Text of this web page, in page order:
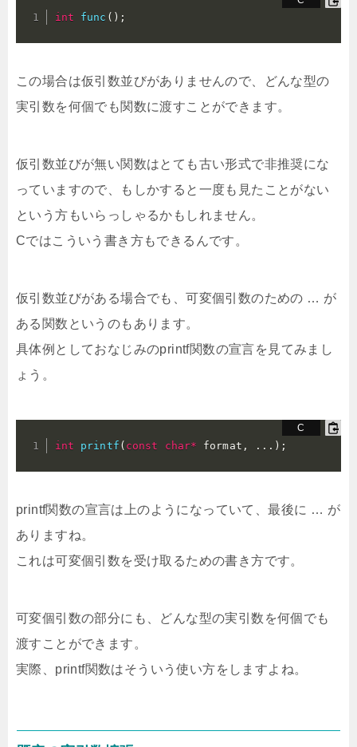
int func ( ) ;
この場合は仮引数並びがありませんので、どんな型の
実引数を何個でも関数に渡すことができます。
仮引数並びが無い関数はとても古い形式で非推奨にな
っていますので、もしかすると一度も見たことがない
という方もいらっしゃるかもしれません。
Cではこういう書き方もできるんです。
仮引数並びがある場合でも、可変個引数のための … が
ある関数というのもあります。
具体例としておなじみのprintf関数の宣言を見てみまし
ょう。
int printf ( const char* format , . . . ) ;
printf関数の宣言は上のようになっていて、最後に … が
ありますね。
これは可変個引数を受け取るための書き方です。
可変個引数の部分にも、どんな型の実引数を何個でも
渡すことができます。
実際、printf関数はそういう使い方をしますよね。